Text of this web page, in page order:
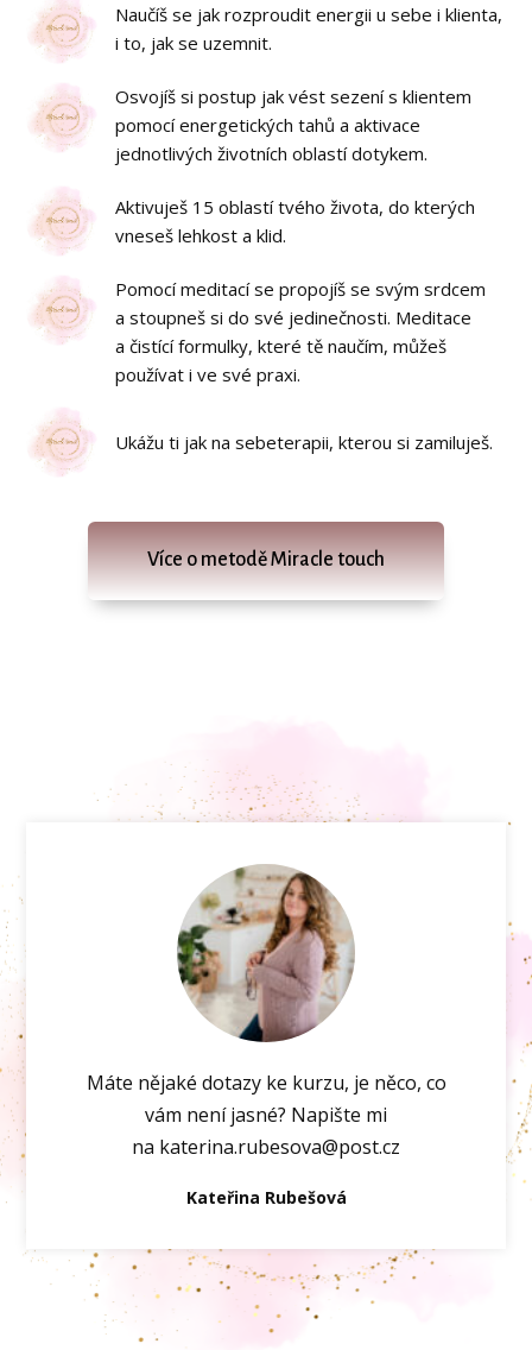
Naučíš se jak rozproudit energii u sebe i klienta,
i to, jak se uzemnit.
Osvojíš si postup jak vést sezení s klientem
pomocí energetických tahů a aktivace
jednotlivých životních oblastí dotykem.
Aktivuješ 15 oblastí tvého života, do kterých
vneseš lehkost a klid.
Pomocí meditací se propojíš se svým srdcem
a stoupneš si do své jedinečnosti. Meditace
a čistící formulky, které tě naučím, můžeš
používat i ve své praxi.
Ukážu ti jak na sebeterapii, kterou si zamiluješ.
Více o metodě Miracle touch
Máte nějaké dotazy ke kurzu, je něco, co
vám není jasné? Napište mi
na katerina.rubesova@post.cz
Kateřina Rubešová